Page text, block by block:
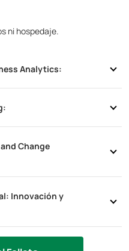
ni hospedaje.
Analytics:
Change
Innovación y